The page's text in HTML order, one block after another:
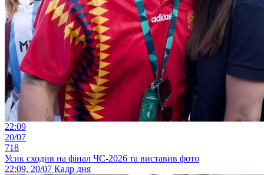
22:09
20/07
718
Усик сходив на фінал ЧС-2026 та виставив фото
22:09, 20/07 Кадр дня